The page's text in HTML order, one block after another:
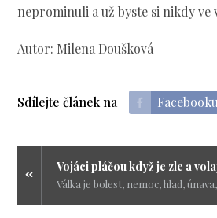
neprominuli a už byste si nikdy
Autor: Milena Doušková
Sdílejte článek na Facebooku